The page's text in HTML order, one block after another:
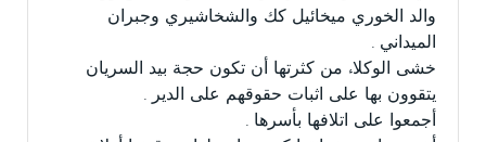
والد الخوري ميخائيل كك والشخاشيري وجبران
الميداني .
خشى الوكلاء من كثرتها أن تكون حجة بيد السريان
يتقوون بها على اثبات حقوقهم على الدير .
أجمعوا على اتلافها بأسرها .